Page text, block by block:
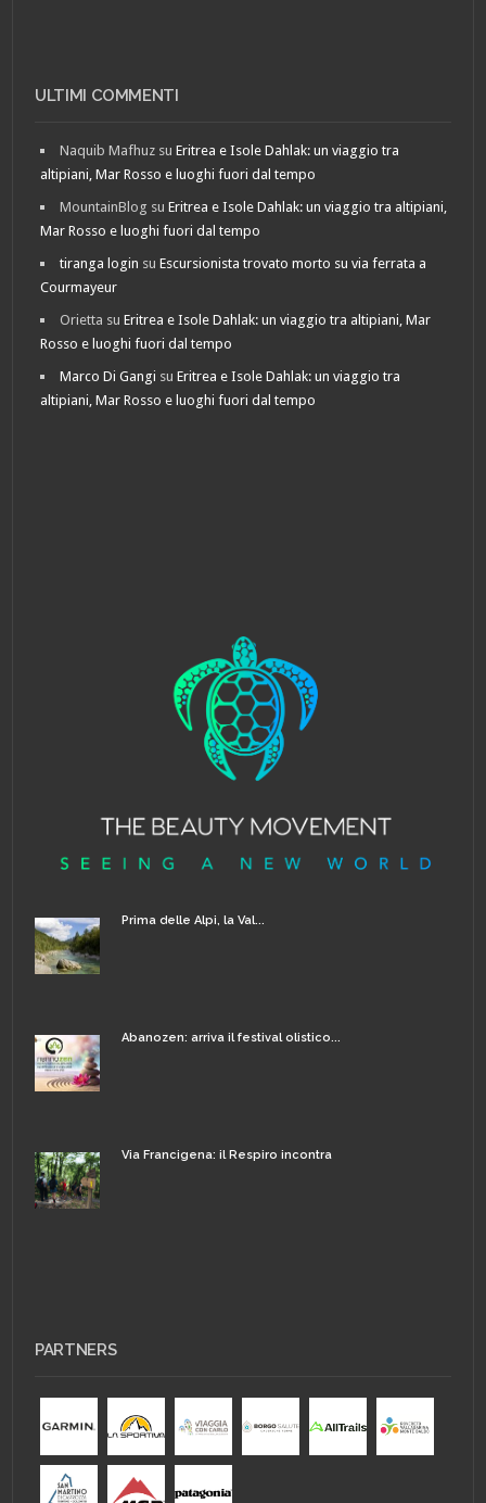
ULTIMI COMMENTI
Naquib Mafhuz suEritrea e Isole Dahlak: un viaggio tra
altipiani, Mar Rosso e luoghi fuori dal tempo
MountainBlog suEritrea e Isole Dahlak: un viaggio tra altipiani,
Mar Rosso e luoghi fuori dal tempo
tiranga login suEscursionista trovato morto su via ferrata a
Courmayeur
Orietta suEritrea e Isole Dahlak: un viaggio tra altipiani, Mar
Rosso e luoghi fuori dal tempo
Marco Di Gangi suEritrea e Isole Dahlak: un viaggio tra
altipiani, Mar Rosso e luoghi fuori dal tempo
Prima delle Alpi, la Val...
Abanozen: arriva il festival olistico...
Via Francigena: il Respiro incontra
PARTNERS